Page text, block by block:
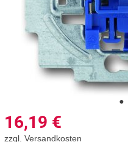
16,19 €
zzgl. Versandkosten